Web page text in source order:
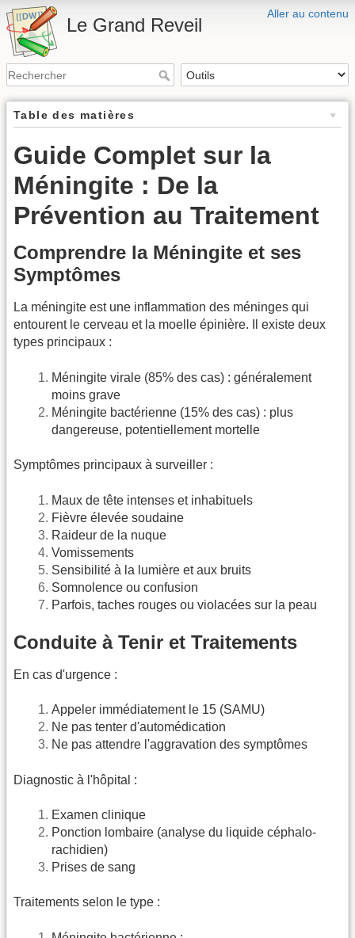
Aller au contenu
Le Grand Reveil
Table des matières
Guide Complet sur la
Méningite : De la
Prévention au Traitement
Comprendre la Méningite et ses
Symptômes
La méningite est une inflammation des méninges qui
entourent le cerveau et la moelle épinière. Il existe deux
types principaux :
Méningite virale (85% des cas) : généralement
moins grave
Méningite bactérienne (15% des cas) : plus
dangereuse, potentiellement mortelle
Symptômes principaux à surveiller :
Maux de tête intenses et inhabituels
Fièvre élevée soudaine
Raideur de la nuque
Vomissements
Sensibilité à la lumière et aux bruits
Somnolence ou confusion
Parfois, taches rouges ou violacées sur la peau
Conduite à Tenir et Traitements
En cas d'urgence :
Appeler immédiatement le 15 (SAMU)
Ne pas tenter d'automédication
Ne pas attendre l'aggravation des symptômes
Diagnostic à l'hôpital :
Examen clinique
Ponction lombaire (analyse du liquide céphalo-
rachidien)
Prises de sang
Traitements selon le type :